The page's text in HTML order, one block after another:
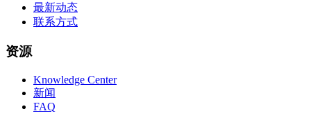
最新动态
联系方式
资源
Knowledge Center
新闻
FAQ